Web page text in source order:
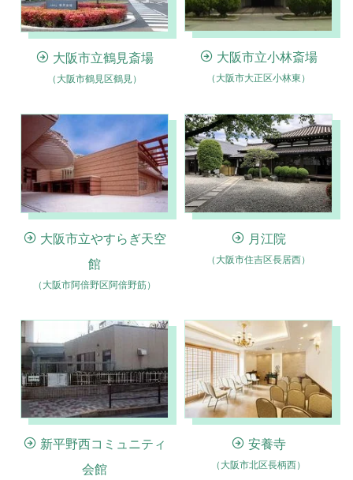
大阪市立鶴見斎場
（大阪市鶴見区鶴見）
大阪市立小林斎場
（大阪市大正区小林東）
大阪市立やすらぎ天空
館
（大阪市阿倍野区阿倍野筋）
月江院
（大阪市住吉区長居西）
新平野西コミュニティ
会館
安養寺
（大阪市北区長柄西）